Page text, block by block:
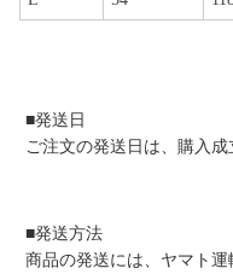
■発送日
ご注文の発送日は、購入成
■発送方法
商品の発送には、ヤマト運